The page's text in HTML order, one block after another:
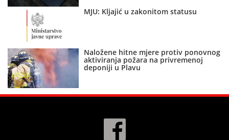
MJU: Kljajić u zakonitom statusu
Naložene hitne mjere protiv ponovnog
aktiviranja požara na privremenoj
deponiji u Plavu